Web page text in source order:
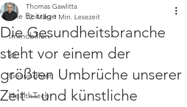
Alle Beiträge
Immobilien
KI
Gesundheit
HealthTech
Die Gesundheitsbranche
steht vor einem der
größten Umbrüche unserer
Zeit – und künstliche
Thomas Gawlitta
12. März 1 Min. Lesezeit